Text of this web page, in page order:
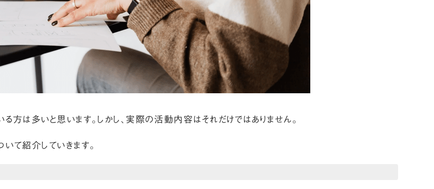
方は多いと思います。しかし、実際の活動内容はそれだけではありません。
て紹介していきます。